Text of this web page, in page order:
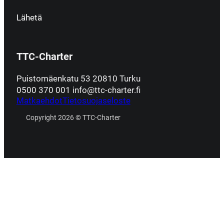
Lähetä
TTC-Charter
Puistomäenkatu 53 20810 Turku
0500 370 001 info@ttc-charter.fi
MatkaehdotTietosuojaseloste
Copyright 2026 © TTC-Charter